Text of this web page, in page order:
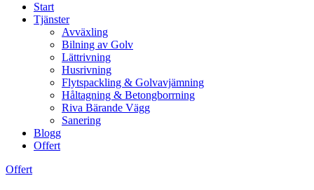
Start
Tjänster
Avväxling
Bilning av Golv
Lättrivning
Husrivning
Flytspackling & Golvavjämning
Håltagning & Betongborrning
Riva Bärande Vägg
Sanering
Blogg
Offert
Offert